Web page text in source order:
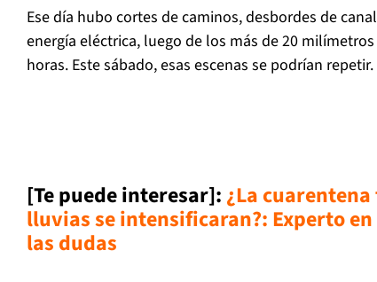
Ese día hubo cortes de caminos, desbordes de
energía eléctrica, luego de los más de 20
horas. Este sábado, esas escenas se podrían repetir.
[Te puede interesar]: ¿La
lluvias se intensificaran?: Experto
las dudas